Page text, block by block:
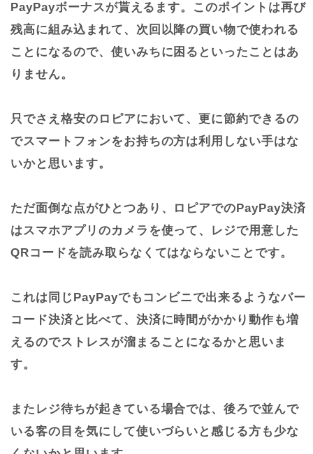
PayPayボーナスが貰えるます。このポイントは再び
残高に組み込まれて、次回以降の買い物で使われる
ことになるので、使いみちに困るといったことはあ
りません。
只でさえ格安のロピアにおいて、更に節約できるの
でスマートフォンをお持ちの方は利用しない手はな
いかと思います。
ただ面倒な点がひとつあり、ロピアでのPayPay決済
はスマホアプリのカメラを使って、レジで用意した
QRコードを読み取らなくてはならないことです。
これは同じPayPayでもコンビニで出来るようなバー
コード決済と比べて、決済に時間がかかり動作も増
えるのでストレスが溜まることになるかと思いま
す。
またレジ待ちが起きている場合では、後ろで並んで
いる客の目を気にして使いづらいと感じる方も少な